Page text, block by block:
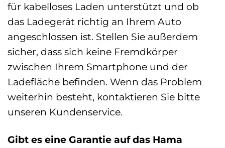
für kabelloses Laden unterstützt und ob
das Ladegerät richtig an Ihrem Auto
angeschlossen ist. Stellen Sie außerdem
sicher, dass sich keine Fremdkörper
zwischen Ihrem Smartphone und der
Ladefläche befinden. Wenn das Problem
weiterhin besteht, kontaktieren Sie bitte
unseren Kundenservice.
Gibt es eine Garantie auf das Hama